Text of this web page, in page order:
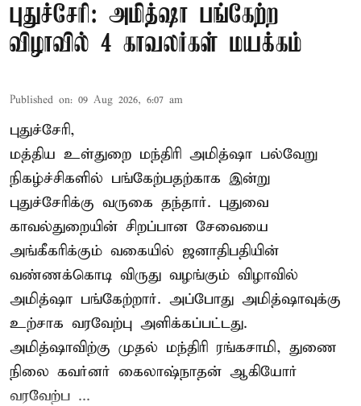
புதுச்சேரி: அமித்ஷா பங்கேற்ற
விழாவில் 4 காவலர்கள் மயக்கம்
Published on: 09 Aug 2026, 6:07 am
புதுச்சேரி,
மத்திய உள்துறை மந்திரி அமித்ஷா பல்வேறு
நிகழ்ச்சிகளில் பங்கேற்பதற்காக இன்று
புதுச்சேரிக்கு வருகை தந்தார். புதுவை
காவல்துறையின் சிறப்பான சேவையை
அங்கீகரிக்கும் வகையில் ஜனாதிபதியின்
வண்ணக்கொடி விருது வழங்கும் விழாவில்
அமித்ஷா பங்கேற்றார். அப்போது அமித்ஷாவுக்கு
உற்சாக வரவேற்பு அளிக்கப்பட்டது.
அமித்ஷாவிற்கு முதல் மந்திரி ரங்கசாமி, துணை
நிலை கவர்னர் கைலாஷ்நாதன் ஆகியோர்
வரவேற்ப ...